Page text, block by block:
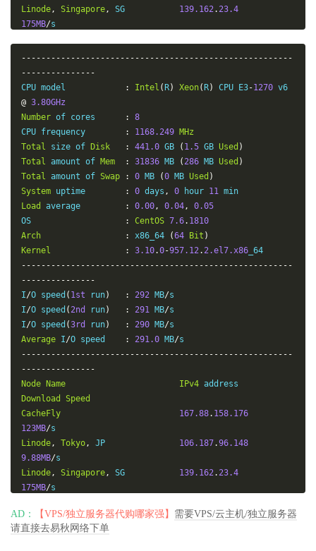
Linode, Singapore, SG 139.162.23.4
175MB/
14.1MB/
Linode, Fremont
11.0MB
Softlayer, Dallas TX 173.192
824KB
Softlayer, Seattle, WA 67.228. 112.250
6.28MB /
Softlayer, Frankfurt DE 159.122 .
69.4
5.97MB/
Softlayer
SG 119.81
58.1MB
Softlayer
CN 119.81
130.170
---------------
-------------------------------------------------------
---------------
CPU model
: Intel (R) Xeon(R) CPU E3-1270
@ 3.80GHz
Number of cores :
8
CPU frequency
: 1168.249 MHz
Total size of Disk : 441.0 GB ( 1.5 GB Used )
Total amount of Mem : 31836 MB (286 MB Used )
Total amount of Swap : 0 MB (0 MB Used )
System uptime : 0 days , 0 hour 11
Load
average : 0.00, 0.04,
0.05
OS
: CentOS 7.6. 1810
Arch
: x86_64 (64 Bit )
Kernel
: 3.10.0-957.12.2.el7.x86
-------------------------------------------------------
---------------
I/O speed ( 1st run) : 292 MB/s
I/O speed (2nd run) : 291 MB/s
I/O speed (3rd run) : 290 MB/
Average I/O speed : 291.0 MB/
-------------------------------------------------------
---------------
Node Name IPv4
Download
Speed
CacheFly
167.88. 158.176
123MB/
Linode, Tokyo, JP 106.187.96.148
9.88MB/
Linode, Singapore, SG 139.162.23.4
175MB/
13.9MB/
Linode, Frankfurt,
AD： 【VPS/独立服务器代购哪家强】 需要VPS/云主机/独立服务器
请直接去易秋网络下单